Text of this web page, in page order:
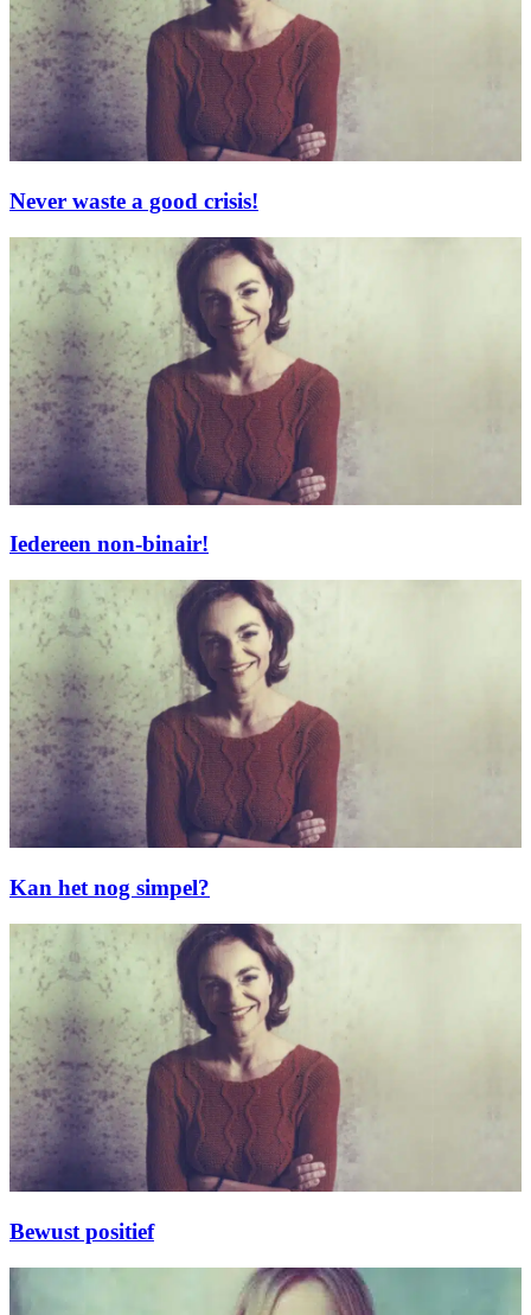
Never waste a good crisis!
Iedereen non-binair!
Kan het nog simpel?
Bewust positief